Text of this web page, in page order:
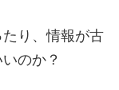
り、情報が古
のか？